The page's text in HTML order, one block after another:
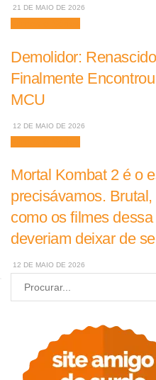
21 DE MAIO DE 2026
Demolidor:
Finalmente
MCU
12 DE MAIO DE 2026
Mortal Kombat 2 é o
precisávamos.
como os filmes
deveriam deixar de
12 DE MAIO DE 2026